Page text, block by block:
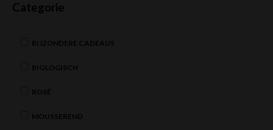
Categorie
BIJZONDERE CADEAUS
BIOLOGISCH
ROSÉ
MOUSSEREND